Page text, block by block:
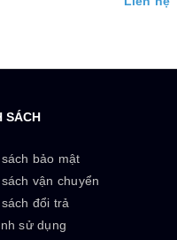
SÁCH
bảo mật
vận chuyển
đổi trả
sử dụng